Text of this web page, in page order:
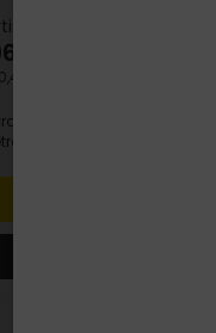
de
€
€
à domicile
en point de vente